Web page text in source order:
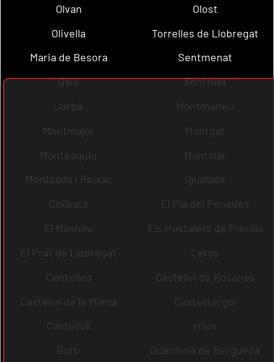
Olvan
Olost
Olivella
Torrelles de Llobregat
Maria de Besora
Sentmenat
Gaià
Fontrubí
Jorba
Montmaneu
Montmajor
Montgat
Montesquiu
Montclar
Montcada i Reixac
Igualada
Collbató
El Pla del Penedès
El Masnou
Els Hostalets de Pierola
El Prat de Llobregat
Cercs
Centelles
Castellví de Rosanes
Castellví de la Marca
Castellterçol
Castellolí
rrius
Gurb
Guardiola de Berguedà